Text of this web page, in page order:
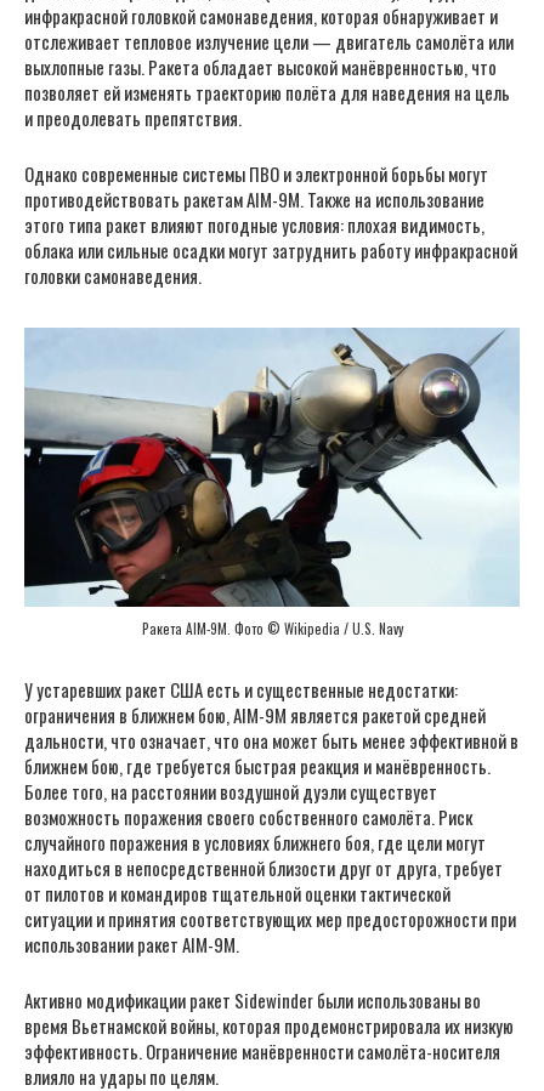
инфракрасной головкой самонаведения, которая обнаруживает и
отслеживает тепловое излучение цели — двигатель самолёта или
выхлопные газы. Ракета обладает высокой манёвренностью, что
позволяет ей изменять траекторию полёта для наведения на цель
и преодолевать препятствия.
Однако современные системы ПВО и электронной борьбы могут
противодействовать ракетам AIM-9M. Также на использование
этого типа ракет влияют погодные условия: плохая видимость,
облака или сильные осадки могут затруднить работу инфракрасной
головки самонаведения.
Ракета AIM-9M. Фото © Wikipedia / U.S. Navy
У устаревших ракет США есть и существенные недостатки:
ограничения в ближнем бою, AIM-9M является ракетой средней
дальности, что означает, что она может быть менее эффективной в
ближнем бою, где требуется быстрая реакция и манёвренность.
Более того, на расстоянии воздушной дуэли существует
возможность поражения своего собственного самолёта. Риск
случайного поражения в условиях ближнего боя, где цели могут
находиться в непосредственной близости друг от друга, требует
от пилотов и командиров тщательной оценки тактической
ситуации и принятия соответствующих мер предосторожности при
использовании ракет AIM-9M.
Активно модификации ракет Sidewinder были использованы во
время Вьетнамской войны, которая продемонстрировала их низкую
эффективность. Ограничение манёвренности самолёта-носителя
влияло на удары по целям.